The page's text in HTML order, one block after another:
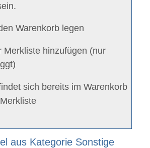
Warenkorb legen
Merkliste hinzufügen (nur
sich bereits im Warenkorb
aus Kategorie Sonstige